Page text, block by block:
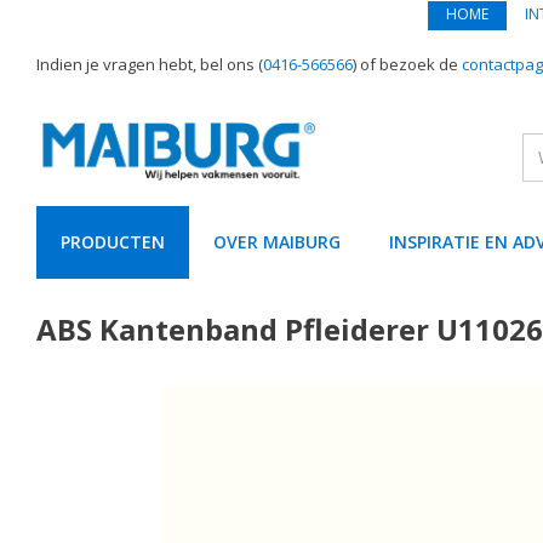
HOME
Indien je vragen hebt, bel ons (0416-566566) of bezoek de
PRODUCTEN OVER MAIBURG INSPIRATIE EN
ABS Kantenband Pfleiderer